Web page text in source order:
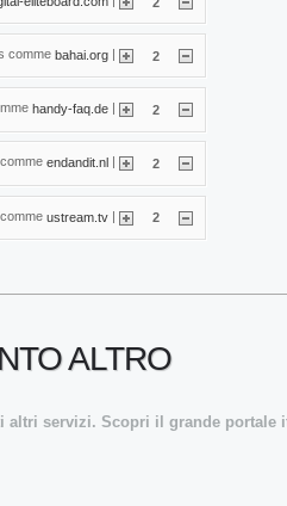
comme bahai.org | 2
handy-faq.de | 2
endandit.nl 2
ustream.tv | 2
ALTRO
altri servizi. Scopri il grande portale